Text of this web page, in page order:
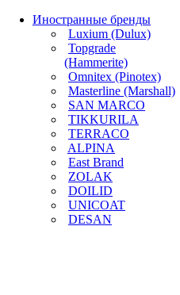
Иностранные бренды
Luxium (Dulux)
Topgrade
(Hammerite)
Omnitex (Pinotex)
Masterline (Marshall)
SAN MARCO
TIKKURILA
TERRACO
ALPINA
East Brand
ZOLAK
DOILID
UNICOAT
DESAN